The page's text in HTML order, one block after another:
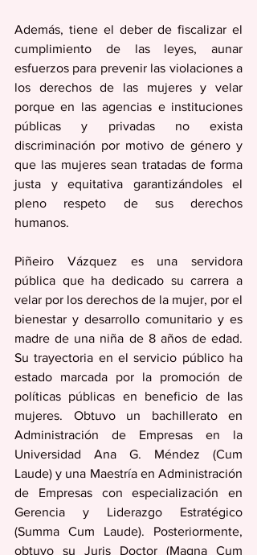
Además, tiene el deber de fiscalizar el
cumplimiento de las leyes, aunar
esfuerzos para prevenir las violaciones a
los derechos de las mujeres y velar
porque en las agencias e instituciones
públicas y privadas no exista
discriminación por motivo de género y
que las mujeres sean tratadas de forma
justa y equitativa garantizándoles el
pleno respeto de sus derechos
humanos.
Piñeiro Vázquez es una servidora
pública que ha dedicado su carrera a
velar por los derechos de la mujer, por el
bienestar y desarrollo comunitario y es
madre de una niña de 8 años de edad.
Su trayectoria en el servicio público ha
estado marcada por la promoción de
políticas públicas en beneficio de las
mujeres. Obtuvo un bachillerato en
Administración de Empresas en la
Universidad Ana G. Méndez (Cum
Laude) y una Maestría en Administración
de Empresas con especialización en
Gerencia y Liderazgo Estratégico
(Summa Cum Laude). Posteriormente,
obtuvo su Juris Doctor (Magna Cum